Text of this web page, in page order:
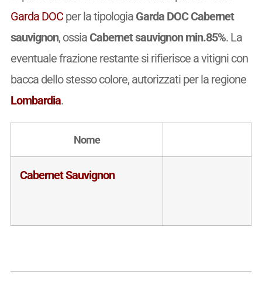
Garda DOCper la tipologia Garda DOC Cabernet
sauvignon, ossia Cabernet sauvignon min.85%. La
eventuale frazione restante si rifierisce a vitigni con
bacca dello stesso colore, autorizzati per la regione
Lombardia.
Nome
Cabernet Sauvignon